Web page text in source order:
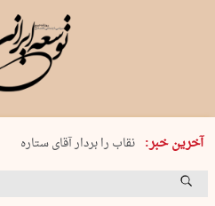
آخرین خبر:
پنجشنبه 15 مرداد 1405 شماره 2243
نقاب را بردار آقای ستاره
کدام فوتبال؟